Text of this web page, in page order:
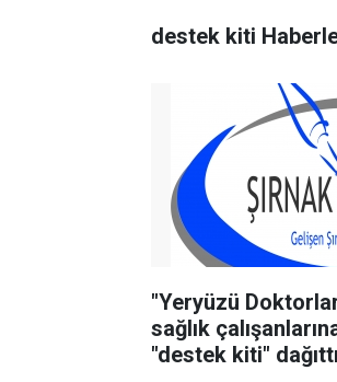
destek kiti
"Yeryüzü
sağlık
"destek kiti" dağıttı